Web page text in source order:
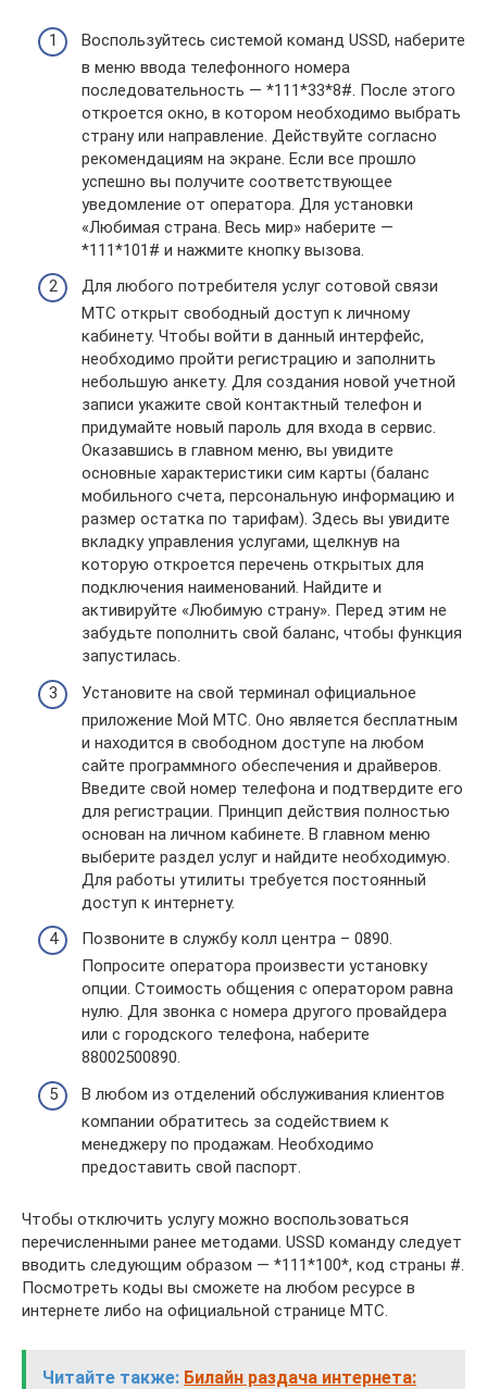
Воспользуйтесь системой команд USSD, наберите
в меню ввода телефонного номера
последовательность — *111*33*8#. После этого
откроется окно, в котором необходимо выбрать
страну или направление. Действуйте согласно
рекомендациям на экране. Если все прошло
успешно вы получите соответствующее
уведомление от оператора. Для установки
«Любимая страна. Весь мир» наберите —
*111*101# и нажмите кнопку вызова.
Для любого потребителя услуг сотовой связи
МТС открыт свободный доступ к личному
кабинету. Чтобы войти в данный интерфейс,
необходимо пройти регистрацию и заполнить
небольшую анкету. Для создания новой учетной
записи укажите свой контактный телефон и
придумайте новый пароль для входа в сервис.
Оказавшись в главном меню, вы увидите
основные характеристики сим карты (баланс
мобильного счета, персональную информацию и
размер остатка по тарифам). Здесь вы увидите
вкладку управления услугами, щелкнув на
которую откроется перечень открытых для
подключения наименований. Найдите и
активируйте «Любимую страну». Перед этим не
забудьте пополнить свой баланс, чтобы функция
запустилась.
Установите на свой терминал официальное
приложение Мой МТС. Оно является бесплатным
и находится в свободном доступе на любом
сайте программного обеспечения и драйверов.
Введите свой номер телефона и подтвердите его
для регистрации. Принцип действия полностью
основан на личном кабинете. В главном меню
выберите раздел услуг и найдите необходимую.
Для работы утилиты требуется постоянный
доступ к интернету.
Позвоните в службу колл центра – 0890.
Попросите оператора произвести установку
опции. Стоимость общения с оператором равна
нулю. Для звонка с номера другого провайдера
или с городского телефона, наберите
88002500890.
В любом из отделений обслуживания клиентов
компании обратитесь за содействием к
менеджеру по продажам. Необходимо
предоставить свой паспорт.
Чтобы отключить услугу можно воспользоваться
перечисленными ранее методами. USSD команду следует
вводить следующим образом — *111*100*, код страны #.
Посмотреть коды вы сможете на любом ресурсе в
интернете либо на официальной странице МТС.
Читайте также: Билайн раздача интернета: